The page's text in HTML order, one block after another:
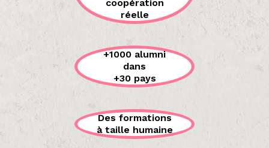
coopération
réelle
+1000 alumni
dans
+30 pays
Des formations
à taille humaine